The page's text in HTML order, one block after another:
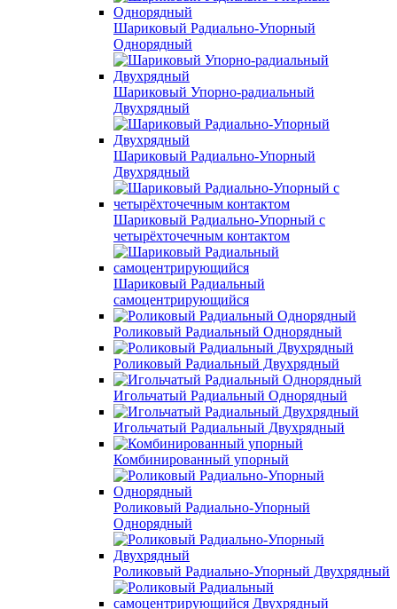
Шариковый Радиально-Упорный
Однорядный
Шариковый Упорно-радиальный
Двухрядный
Шариковый Радиально-Упорный
Двухрядный
Шариковый Радиально-Упорный с
четырёхточечным контактом
Шариковый Радиальный
самоцентрирующийся
Роликовый Радиальный Однорядный
Роликовый Радиальный Двухрядный
Игольчатый Радиальный Однорядный
Игольчатый Радиальный Двухрядный
Комбинированный упорный
Роликовый Радиально-Упорный
Однорядный
Роликовый Радиально-Упорный Двухрядный